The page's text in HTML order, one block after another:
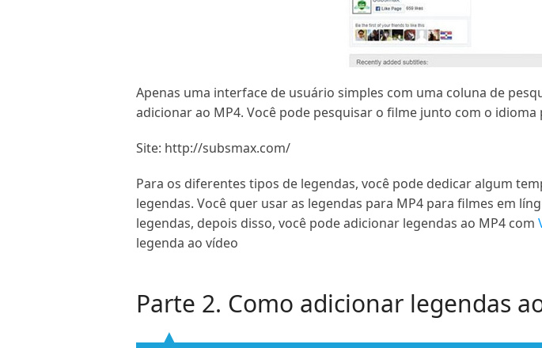
Apenas uma interface de usuário simples com uma coluna de
adicionar ao MP4. Você pode pesquisar o filme junto com o idioma
Site: http://subsmax.com/
Para os diferentes tipos de legendas, você pode dedicar algum
legendas. Você quer usar as legendas para MP4 para filmes em
legendas, depois disso, você pode adicionar legendas ao MP4 com
legenda ao vídeo
Parte 2. Como adicionar legendas